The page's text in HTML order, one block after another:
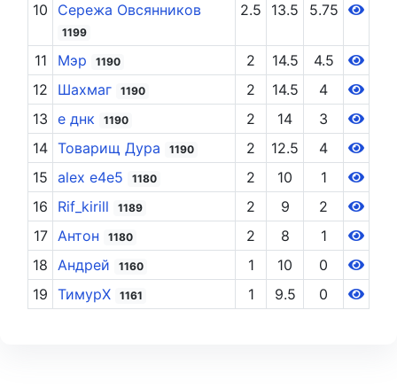
10
Сережа Овсянников
1199
2.5 13.5 5.75
11 Мэр 1190 2 14.5
4.5
12
Шахмаг 1190 2 14.5
4
13 е днк 1190 2 14
3
14 Товарищ Дура 1190 2 12.5
4
15 alex e4e5 1180 2 10
1
16
Rif_kirill 1189 2 9
2
17 Антон 1180 2 8
1
18 Андрей 1160 1 10
0
19 ТимурХ 1161 1 9.5 0